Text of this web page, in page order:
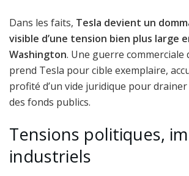
Dans les faits, Tesla devient un
visible d’une tension bien plus large
Washington. Une guerre commerciale
prend Tesla pour cible exemplaire,
profité d’un vide juridique pour
des fonds publics.
Tensions politiques,
industriels